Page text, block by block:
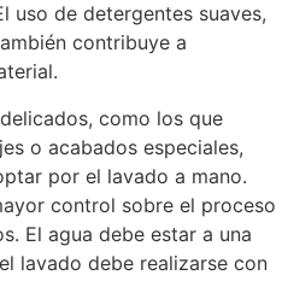
uso de detergentes suaves,
contribuye a
como los que
o acabados especiales,
por el lavado a mano.
control sobre el proceso
El agua debe estar a una
lavado debe realizarse con